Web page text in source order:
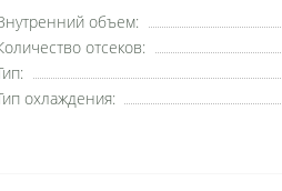
объем:
отсеков:
охлаждения: